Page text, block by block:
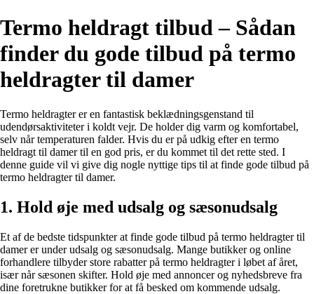
Termo heldragt tilbud – Sådan
finder du gode tilbud på termo
heldragter til damer
Termo heldragter er en fantastisk beklædningsgenstand til
udendørsaktiviteter i koldt vejr. De holder dig varm og komfortabel,
selv når temperaturen falder. Hvis du er på udkig efter en termo
heldragt til damer til en god pris, er du kommet til det rette sted. I
denne guide vil vi give dig nogle nyttige tips til at finde gode tilbud på
termo heldragter til damer.
1. Hold øje med udsalg og sæsonudsalg
Et af de bedste tidspunkter at finde gode tilbud på termo heldragter til
damer er under udsalg og sæsonudsalg. Mange butikker og online
forhandlere tilbyder store rabatter på termo heldragter i løbet af året,
især når sæsonen skifter. Hold øje med annoncer og nyhedsbreve fra
dine foretrukne butikker for at få besked om kommende udsalg.